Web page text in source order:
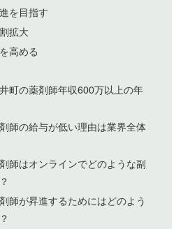
を目指す
拡大
高める
町の薬剤師年収600万以上の年
師の給与が低い理由は業界全体
師はオンラインでどのような副
師が昇進するためにはどのよう